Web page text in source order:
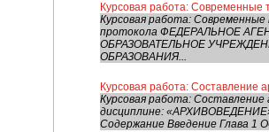
Курсовая работа: Современные
Курсовая работа:
протокола ФЕДЕРАЛЬНОЕ
ОБРАЗОВАТЕЛЬНОЕ
ОБРАЗОВАНИЯ...
Курсовая работа: Составление
Курсовая работа:
дисциплине:
Содержание Введение Глава 1